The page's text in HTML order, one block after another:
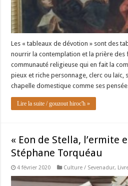
Les « tableaux de dévotion » sont des
nourrir la contemplation et la prière des
communauté religieuse qui en fait la
pieux et riche personnage, clerc ou laïc,
chapelle domestique comme ses
Lire la suite / gouzout hiroc'h »
« Eon de Stella, l’ermite
Stéphane Torquéau
4 février 2020 Culture / Sevenadur,